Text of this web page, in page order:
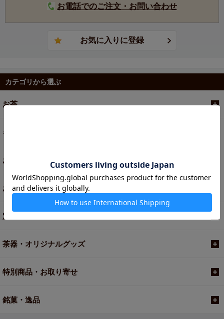
お電話でのご注文・お問い合わせ
カテゴリから選ぶ
お茶
ギフト
お菓子・食品・飲料
お買い得商品
定期便
茶器・オリジナルグッズ
特別商品・お取り寄せ
銘菓・逸品